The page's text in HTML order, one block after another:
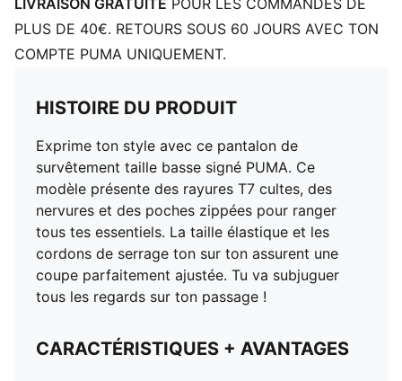
LIVRAISON GRATUITE POUR LES COMMANDES DE
PLUS DE 40€. RETOURS SOUS 60 JOURS AVEC TON
COMPTE PUMA UNIQUEMENT.
HISTOIRE DU PRODUIT
Exprime ton style avec ce pantalon de
survêtement taille basse signé PUMA. Ce
modèle présente des rayures T7 cultes, des
nervures et des poches zippées pour ranger
tous tes essentiels. La taille élastique et les
cordons de serrage ton sur ton assurent une
coupe parfaitement ajustée. Tu va subjuguer
tous les regards sur ton passage !
CARACTÉRISTIQUES + AVANTAGES